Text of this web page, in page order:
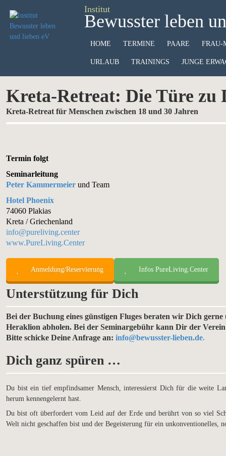
Institut
Bewusster leben
HOME TERMINE PAARE FRAU-
URLAUB TRAININGS JUNGE
Kreta-Retreat: Die Türe zu
Kreta-Retreat für Menschen zwischen 18 und 30 Jahren
Termin folgt
Seminarleitung
Peter Kammermeier und Team
Hotel Phoenix
74060 Plakias
Kreta / Griechenland
info@pureliving.center
www.PureLiving.Center
Anmeldung/Reservierung Infos PureLiving.Center
Unterstützung für Dich
Bei der Buchung eines günstigen Fluges beraten wir Dich
Heraklion abholen. Bei der Seminargebühr kann Dir der
Bitte schicke Deine Anfrage an: info@bewusster-lieben.de.
Dich ganz spüren …
Du bist ein tief empfindsamer Mensch, interessierst Dich für die weite
herum kennengelernt hast.
Du bist oft überfordert vom Leid auf der Erde und berührt von so viel
Welt nicht geschaffen bist und der Begeisterung für ein unkonventionelles,